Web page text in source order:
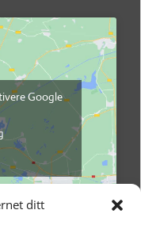
ditt
Google